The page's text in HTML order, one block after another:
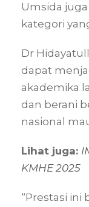
Umsida
kategori
Dr
dapat
akademika
dan berani
nasional
Lihat juga:
KMHE 2025
“Prestasi